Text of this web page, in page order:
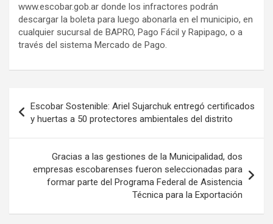
www.escobar.gob.ar donde los infractores podrán
descargar la boleta para luego abonarla en el municipio, en
cualquier sucursal de BAPRO, Pago Fácil y Rapipago, o a
través del sistema Mercado de Pago.
de
entradas
Escobar Sostenible: Ariel Sujarchuk entregó certificados
y huertas a 50 protectores ambientales del distrito
Gracias a las gestiones de la Municipalidad, dos
empresas escobarenses fueron seleccionadas para
formar parte del Programa Federal de Asistencia
Técnica para la Exportación